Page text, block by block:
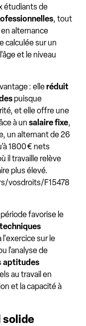
étudiants de
, tout
alternance
calculée sur un
et le niveau
: elleréduit
puisque
et elle offre une
à un salaire fixe,
un alternant de 26
1800 € nets
il travaille relève
plus élevé.
vosdroits/F15478
favorise le
sur le
l'analyse de
aptitudes
au travail en
et la capacité à
solide